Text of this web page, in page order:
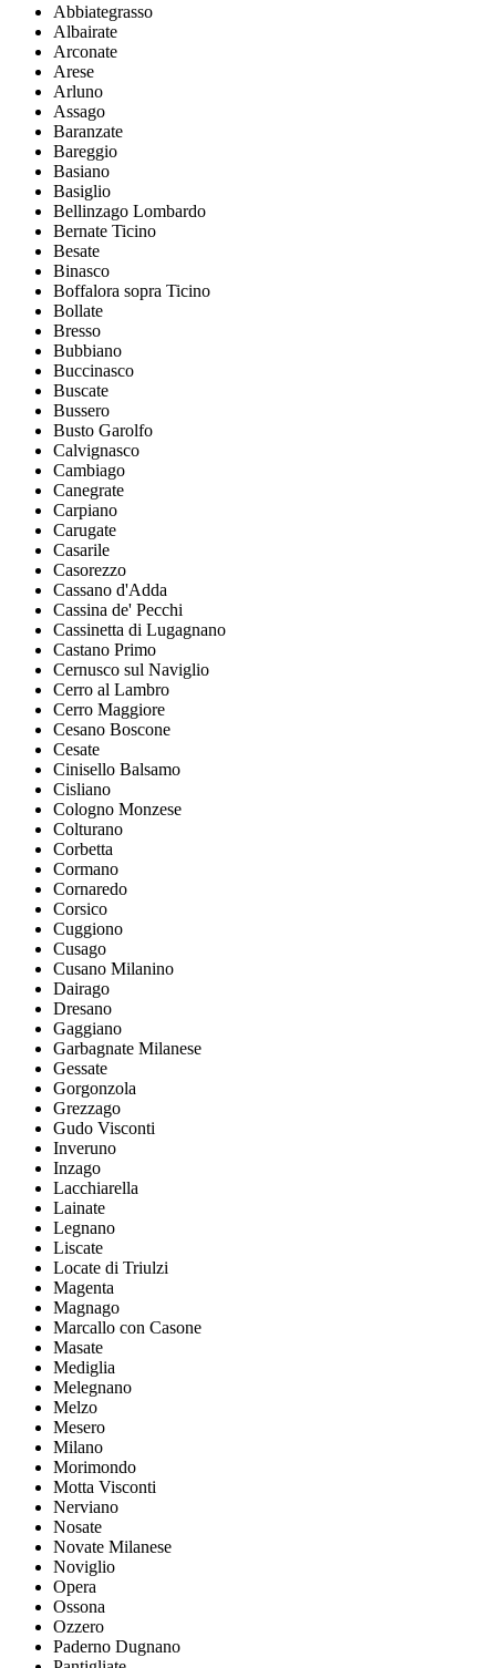
Abbiategrasso
Albairate
Arconate
Arese
Arluno
Assago
Baranzate
Bareggio
Basiano
Basiglio
Bellinzago Lombardo
Bernate Ticino
Besate
Binasco
Boffalora sopra Ticino
Bollate
Bresso
Bubbiano
Buccinasco
Buscate
Bussero
Busto Garolfo
Calvignasco
Cambiago
Canegrate
Carpiano
Carugate
Casarile
Casorezzo
Cassano d'Adda
Cassina de' Pecchi
Cassinetta di Lugagnano
Castano Primo
Cernusco sul Naviglio
Cerro al Lambro
Cerro Maggiore
Cesano Boscone
Cesate
Cinisello Balsamo
Cisliano
Cologno Monzese
Colturano
Corbetta
Cormano
Cornaredo
Corsico
Cuggiono
Cusago
Cusano Milanino
Dairago
Dresano
Gaggiano
Garbagnate Milanese
Gessate
Gorgonzola
Grezzago
Gudo Visconti
Inveruno
Inzago
Lacchiarella
Lainate
Legnano
Liscate
Locate di Triulzi
Magenta
Magnago
Marcallo con Casone
Masate
Mediglia
Melegnano
Melzo
Mesero
Milano
Morimondo
Motta Visconti
Nerviano
Nosate
Novate Milanese
Noviglio
Opera
Ossona
Ozzero
Paderno Dugnano